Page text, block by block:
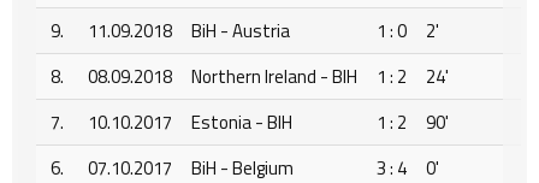
9.
11.09.2018 BiH - Austria 1 : 0
2'
8.
08.09.2018 Northern Ireland - BIH 1 : 2
24'
7.
10.10.2017 Estonia - BIH 1 : 2
90'
6.
07.10.2017 BiH - Belgium 3 : 4
0'